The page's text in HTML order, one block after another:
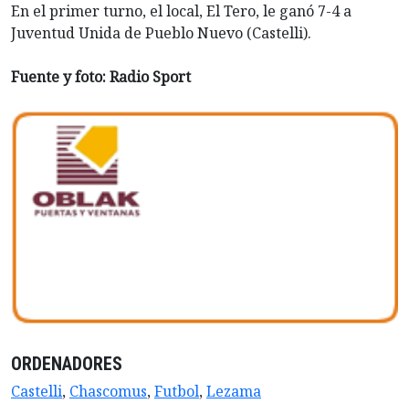
En el primer turno, el local, El Tero, le ganó 7-4 a
Juventud Unida de Pueblo Nuevo (Castelli).
Fuente y foto: Radio Sport
ORDENADORES
Castelli, Chascomus,Futbol,Lezama